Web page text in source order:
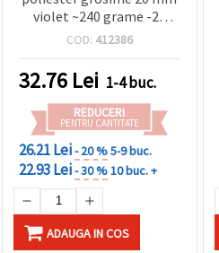
violet ~240 grame -25
metri
COD: 412386
32.76 Lei 1-4 buc.
REDUCERI
PENTRU CANTITATE
26.21 Lei- 20 %5-9 buc.
22.93 Lei- 30 %10 buc. +
ADAUGA IN COS